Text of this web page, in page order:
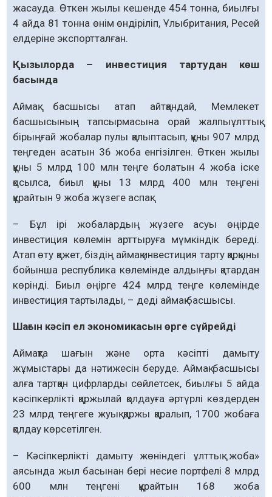
жасауда. Өткен жылы кешенде 454 тонна, биылғы
4 айда 81 тонна өнім өндіріліп, Ұлыбритания, Ресей
елдеріне экспортталған.
Қызылорда – инвестиция тартудан көш
басында
Аймақ басшысы атап айтқандай, Мемлекет
басшысының тапсырмасына орай жалпы­ұлттық
бірыңғай жобалар пулы қалыпта­сып, құны 907 млрд
теңгеден асатын 36 жоба енгізілген. Өткен жылы
құны 5 млрд 100 млн теңге болатын 4 жоба іске
қосылса, биыл құны 13 млрд 400 млн теңгені
құрайтын 9 жоба жүзеге аспақ.
– Бұл ірі жобалардың жүзеге асуы өңірде
инвестиция көлемін арттыруға мүмкіндік бе­реді.
Атап өту қажет, біздің аймақ инвестиция тарту қарқыны
бойынша республика көлемінде алдыңғы қатардан
көрінді. Биыл өңірге 424 млрд теңге көлемінде
инвестиция тартылады, – деді аймақ басшысы.
Шағын кәсіп ел экономикасын өрге сүйрейді
Аймақта шағын және орта кәсіпті дамыту
жұмыстары да нәтижесін беруде. Аймақ бас­шысы
алға тартқан цифрларды сөйлетсек, биылғы 5 айда
кәсіпкерлікті қаржылай қол­дауға әртүрлі көздерден
23 млрд теңгеге жуық қаржы қаралып, 1700 жобаға
қолдау көрсетілген.
– Кәсіпкерлікті дамыту жөніндегі ұлттық жоба»
аясында жыл басынан бері несие портфелі 8 млрд
600 млн теңгені құрайтын 168 жоба